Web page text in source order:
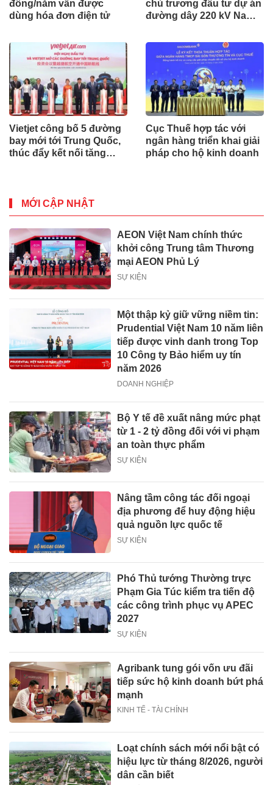
đồng/năm vẫn được
dùng hóa đơn điện tử
chủ trương đầu tư dự án
đường dây 220 kV Nam
Vietjet công bố 5 đường
bay mới tới Trung Quốc,
thúc đẩy kết nối tăng
Cục Thuế hợp tác với
ngân hàng triển khai giải
pháp cho hộ kinh doanh
MỚI CẬP NHẬT
AEON Việt Nam chính thức
khởi công Trung tâm Thương
mại AEON Phủ Lý
SỰ KIỆN
Một thập kỷ giữ vững niềm tin:
Prudential Việt Nam 10 năm liên
tiếp được vinh danh trong Top
10 Công ty Bảo hiểm uy tín
năm 2026
DOANH NGHIỆP
Bộ Y tế đề xuất nâng mức phạt
từ 1 - 2 tỷ đồng đối với vi phạm
an toàn thực phẩm
SỰ KIỆN
Nâng tầm công tác đối ngoại
địa phương để huy động hiệu
quả nguồn lực quốc tế
SỰ KIỆN
Phó Thủ tướng Thường trực
Phạm Gia Túc kiểm tra tiến độ
các công trình phục vụ APEC
2027
SỰ KIỆN
Agribank tung gói vốn ưu đãi
tiếp sức hộ kinh doanh bứt phá
mạnh
KINH TẾ - TÀI CHÍNH
Loạt chính sách mới nổi bật có
hiệu lực từ tháng 8/2026, người
dân cần biết